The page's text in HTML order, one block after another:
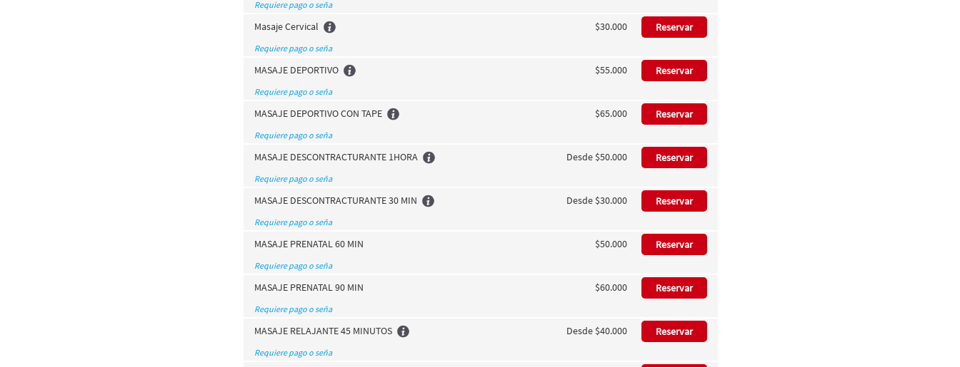
Requiere pago o seña
Masaje Cervical $30.000 Reservar
Requiere pago o seña
MASAJE DEPORTIVO $55.000 Reservar
Requiere pago o seña
MASAJE DEPORTIVO CON TAPE $65.000 Reservar
Requiere pago o seña
MASAJE DESCONTRACTURANTE 1HORA Desde $50.000 Reservar
Requiere pago o seña
MASAJE DESCONTRACTURANTE 30 MIN Desde $30.000 Reservar
Requiere pago o seña
MASAJE PRENATAL 60 MIN $50.000 Reservar
Requiere pago o seña
MASAJE PRENATAL 90 MIN $60.000 Reservar
Requiere pago o seña
MASAJE RELAJANTE 45 MINUTOS Desde $40.000 Reservar
Requiere pago o seña